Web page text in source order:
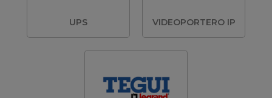
UPS VIDEOPORTERO IP